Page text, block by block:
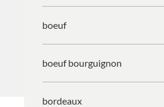
boeuf
boeuf bourguignon
bordeaux